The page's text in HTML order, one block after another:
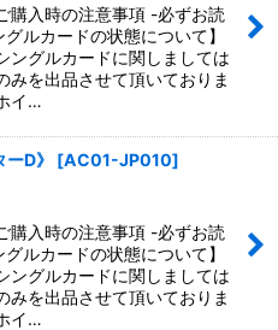
購入時の注意事項 -必ずお読
ルカードの状態について】
ングルカードに関しましては
みを出品させて頂いておりま
イ…
D》 [AC01-JP010]
購入時の注意事項 -必ずお読
ルカードの状態について】
ングルカードに関しましては
みを出品させて頂いておりま
イ…